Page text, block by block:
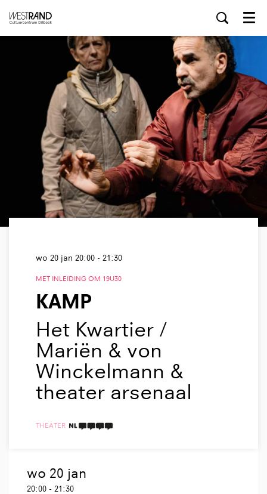
Menu
KAMP
Het Kwartier /
Mariën & von
Winckelmann &
theater arsenaal
MET INLEIDING OM 19U30
wo 20 jan 20:00 - 21:30
THEATER 4 TAALICONEN
wo 20 jan
20:00 - 21:30